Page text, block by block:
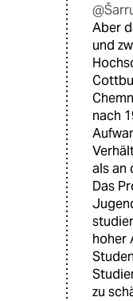
Aber
und
nach
als an
Das
hoher
zu